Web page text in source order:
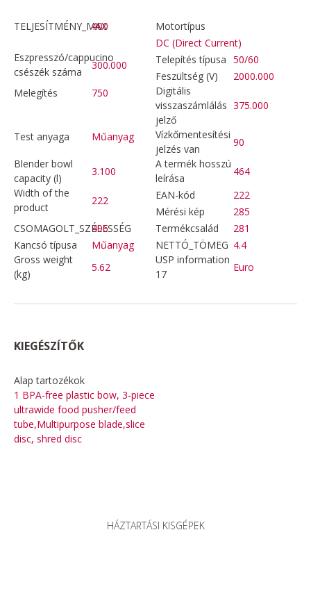
TELJESÍTMÉNY_MAX
400
Motortípus
DC (Direct Current)
Eszpresszó/cappucino
csészék száma
300.000 Telepítés típusa 50/60
Feszültség (V)
2000.000
Melegítés
750
Digitális
visszaszámlálás
jelző
375.000
Test anyaga Műanyag
Vízkőmentesítési
jelzés van
90
Blender bowl
capacity (l)
3.100
A termék hosszú
leírása
464
Width of the
product
222 EAN-kód
222
Mérési kép
285
CSOMAGOLT_SZÉLESSÉG
496 Termékcsalád
281
Kancsó típusa
Műanyag NETTÓ_TÖMEG 4.4
Gross weight
(kg)
5.62
USP information
17
Euro
KIEGÉSZÍTŐK
Alap tartozékok
1 BPA-free plastic bow, 3-piece
ultrawide food pusher/feed
tube,Multipurpose blade,slice
disc, shred disc
HÁZTARTÁSI KISGÉPEK